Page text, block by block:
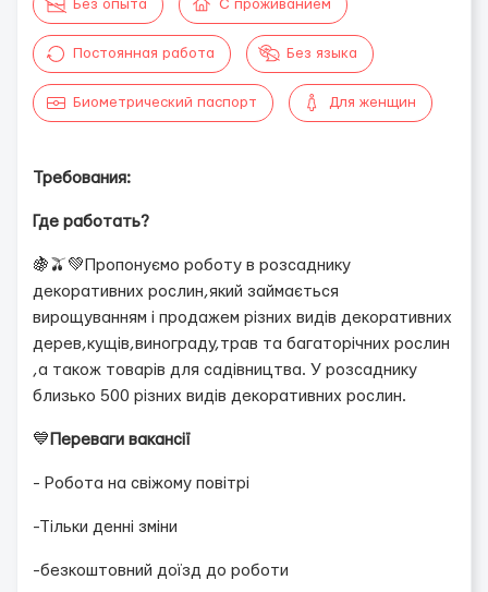
Без опыта С проживанием
Постоянная работа Без языка
Биометрический паспорт Для женщин
Требования:
Где работать?
🍇🫒💚Пропонуємо роботу в розсаднику
декоративних рослин,який займається
вирощуванням і продажем різних видів декоративних
дерев,кущів,винограду,трав та багаторічних рослин
,а також товарів для садівництва. У розсаднику
близько 500 різних видів декоративних рослин.
💙 Переваги вакансії
- Робота на свіжому повітрі
-Тільки денні зміни
-безкоштовний доїзд до роботи